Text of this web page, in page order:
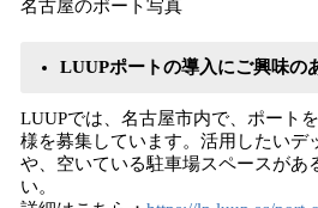
名古屋のポート写真
LUUPポートの導入にご興味の
LUUPでは、名古屋市内で、ポート
様を募集しています。活用したいデ
や、空いている駐車場スペースがあ
い。